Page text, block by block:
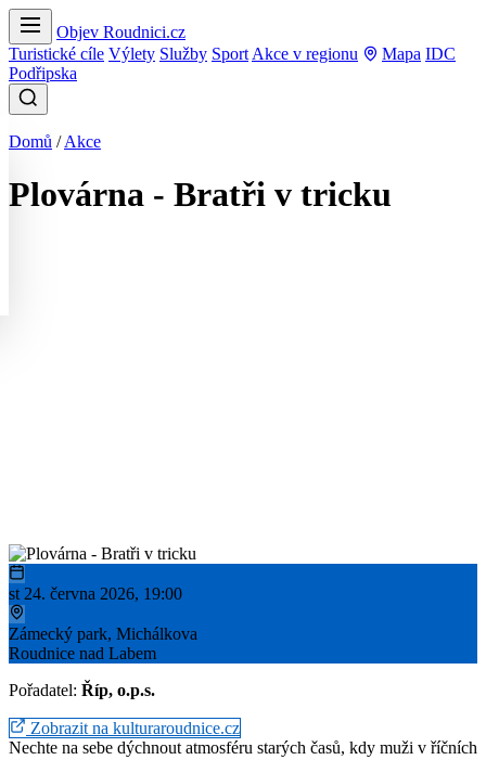
Objev Roudnici.cz
Turistické cíle Výlety Služby Sport Akce v regionu Mapa IDC
Podřipska
Domů /Akce
Plovárna - Bratři v tricku
st 24. června 2026, 19:00
Zámecký park, Michálkova
Roudnice nad Labem
Pořadatel: Říp, o.p.s.
Zobrazit na kulturaroudnice.cz
Nechte na sebe dýchnout atmosféru starých časů, kdy muži v říčních